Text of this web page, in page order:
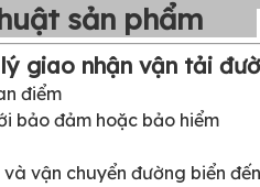
sản phẩm
giao nhận vận tải
điểm
bảo đảm hoặc bảo hiểm
vận chuyển đường biển